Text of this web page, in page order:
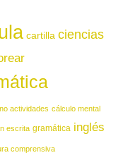
cartilla ciencias
actividades cálculo mental
escrita gramática inglés
comprensiva